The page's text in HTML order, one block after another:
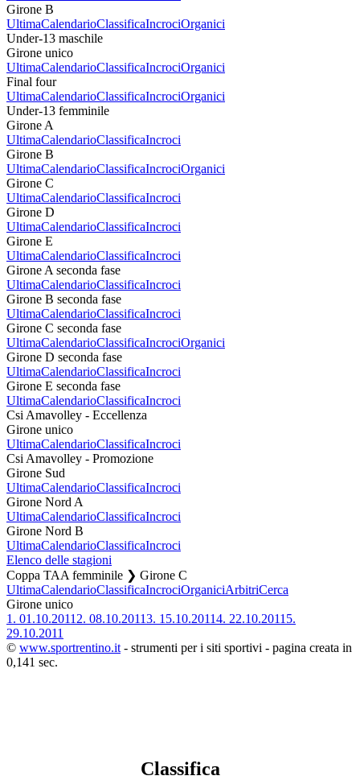
Girone B
UltimaCalendarioClassificaIncrociOrganici
Under-13 maschile
Girone unico
UltimaCalendarioClassificaIncrociOrganici
Final four
UltimaCalendarioClassificaIncrociOrganici
Under-13 femminile
Girone A
UltimaCalendarioClassificaIncroci
Girone B
UltimaCalendarioClassificaIncrociOrganici
Girone C
UltimaCalendarioClassificaIncroci
Girone D
UltimaCalendarioClassificaIncroci
Girone E
UltimaCalendarioClassificaIncroci
Girone A seconda fase
UltimaCalendarioClassificaIncroci
Girone B seconda fase
UltimaCalendarioClassificaIncroci
Girone C seconda fase
UltimaCalendarioClassificaIncrociOrganici
Girone D seconda fase
UltimaCalendarioClassificaIncroci
Girone E seconda fase
UltimaCalendarioClassificaIncroci
Csi Amavolley - Eccellenza
Girone unico
UltimaCalendarioClassificaIncroci
Csi Amavolley - Promozione
Girone Sud
UltimaCalendarioClassificaIncroci
Girone Nord A
UltimaCalendarioClassificaIncroci
Girone Nord B
UltimaCalendarioClassificaIncroci
Elenco delle stagioni
Coppa TAA femminile ❯ Girone C
UltimaCalendarioClassificaIncrociOrganiciArbitriCerca
Girone unico
1. 01.10.2011 2. 08.10.20113. 15.10.20114. 22.10.2011 5.
29.10.2011
© www.sportrentino.it - strumenti per i siti sportivi - pagina creata in
0,141 sec.
Classifica